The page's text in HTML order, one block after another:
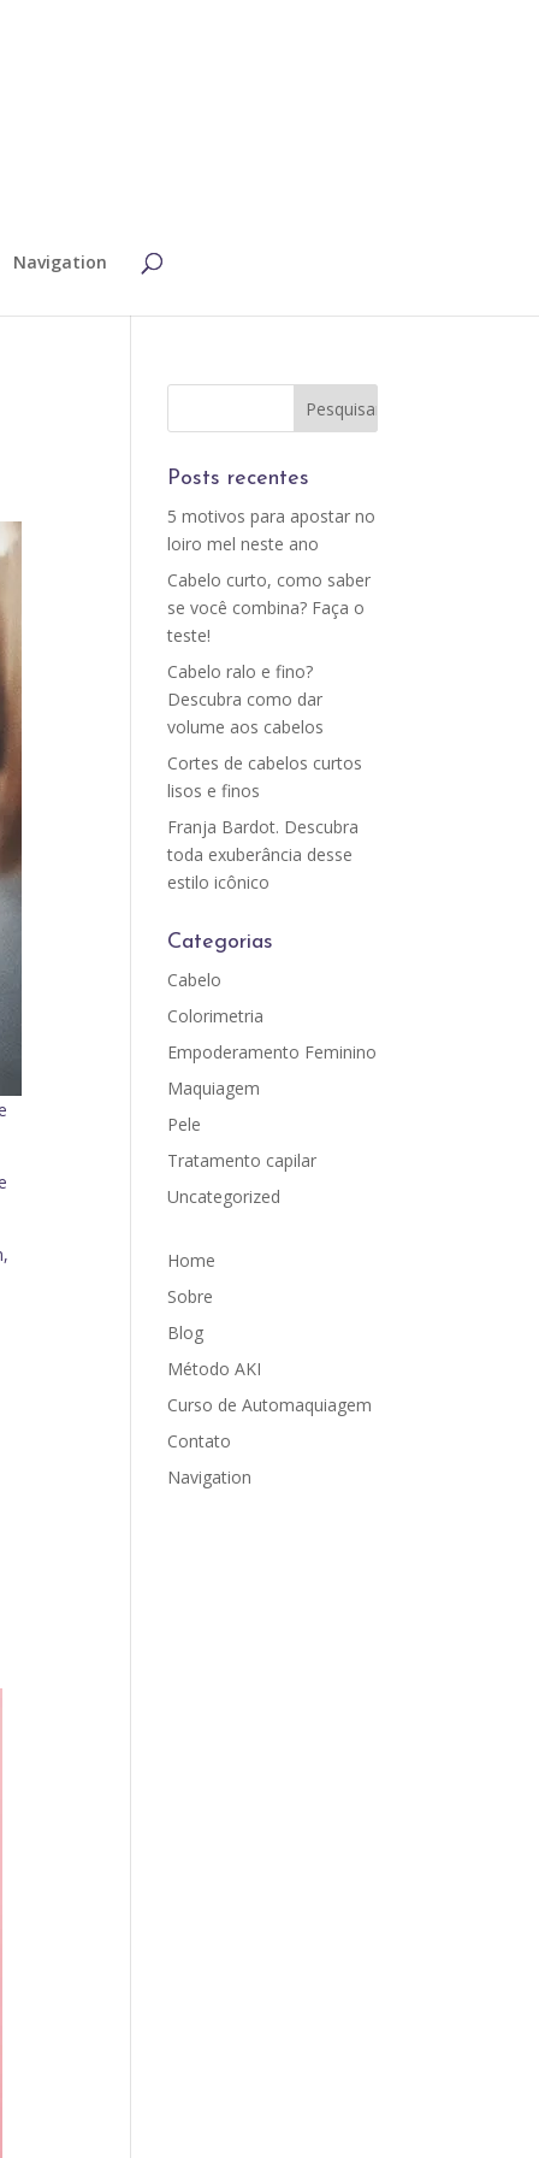
Navigation
Posts recentes
5 motivos para apostar no
loiro mel neste ano
Cabelo curto, como saber
se você combina? Faça o
teste!
Cabelo ralo e fino?
Descubra como dar
volume aos cabelos
Cortes de cabelos curtos
lisos e finos
Franja Bardot. Descubra
toda exuberância desse
estilo icônico
Categorias
Cabelo
Colorimetria
Empoderamento Feminino
Maquiagem
Pele
Tratamento capilar
Uncategorized
Home
Sobre
Blog
Método AKI
Curso de Automaquiagem
Contato
Navigation